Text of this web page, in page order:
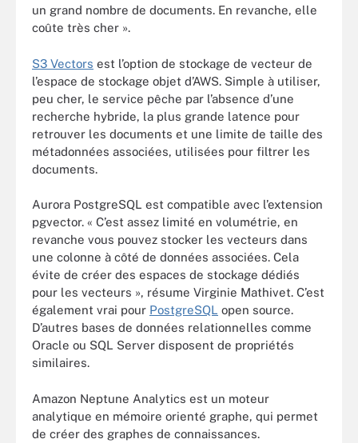
un grand nombre de documents. En revanche, elle
coûte très cher ».
S3 Vectors est l’option de stockage de vecteur de
l’espace de stockage objet d’AWS. Simple à utiliser,
peu cher, le service pêche par l’absence d’une
recherche hybride, la plus grande latence pour
retrouver les documents et une limite de taille des
métadonnées associées, utilisées pour filtrer les
documents.
Aurora PostgreSQL est compatible avec l’extension
pgvector. « C’est assez limité en volumétrie, en
revanche vous pouvez stocker les vecteurs dans
une colonne à côté de données associées. Cela
évite de créer des espaces de stockage dédiés
pour les vecteurs », résume Virginie Mathivet. C’est
également vrai pour PostgreSQL open source.
D’autres bases de données relationnelles comme
Oracle ou SQL Server disposent de propriétés
similaires.
Amazon Neptune Analytics est un moteur
analytique en mémoire orienté graphe, qui permet
de créer des graphes de connaissances.